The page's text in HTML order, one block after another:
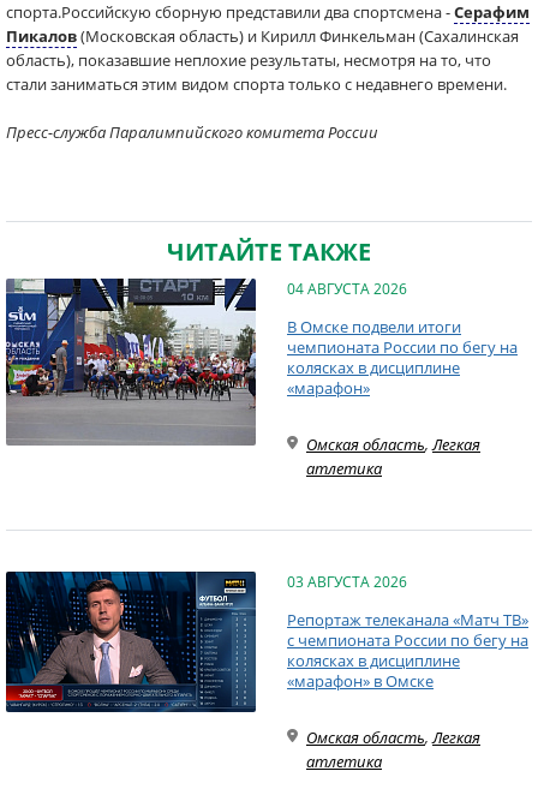
спорта.Российскую сборную представили два спортсмена -Серафим
Пикалов(Московская область) и Кирилл Финкельман (Сахалинская
область), показавшие неплохие результаты, несмотря на то, что
стали заниматься этим видом спорта только с недавнего времени.
Пресс-служба Паралимпийского комитета России
ЧИТАЙТЕ ТАКЖЕ
04 АВГУСТА 2026
В Омске подвели итоги
чемпионата России по бегу на
колясках в дисциплине
«марафон»
Омская область,Легкая
атлетика
03 АВГУСТА 2026
Репортаж телеканала «Матч ТВ»
с чемпионата России по бегу на
колясках в дисциплине
«марафон» в Омске
Омская область,Легкая
атлетика